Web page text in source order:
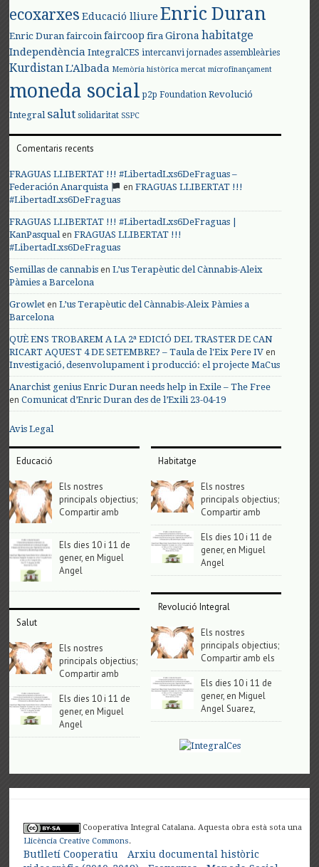
ecoxarxes Educació lliure Enric Duran
Enric Duran faircoin faircoop fira Girona habitatge
Independència IntegralCES intercanvi jornades assembleàries
KurdistanL'Albada Memòria històrica mercat microfinançament
moneda social p2p Foundation Revolució
Integral salut solidaritat SSPC
Comentaris recents
FRAGUAS LLIBERTAT !!! #LibertadLxs6DeFraguas –
Federación Anarquista
enFRAGUAS LLIBERTAT !!!
#LibertadLxs6DeFraguas
FRAGUAS LLIBERTAT !!! #LibertadLxs6DeFraguas |
KanPasqualenFRAGUAS LLIBERTAT !!!
#LibertadLxs6DeFraguas
Semillas de cannabis enL’us Terapèutic del Cànnabis-Aleix
Pàmies a Barcelona
Growlet enL’us Terapèutic del Cànnabis-Aleix Pàmies a
Barcelona
QUÈ ENS TROBAREM A LA 2ª EDICIÓ DEL TRASTER DE CAN
RICART AQUEST 4 DE SETEMBRE? – Taula de l'Eix Pere IV en
Investigació, desenvolupament i producció: el projecte MaCus
Anarchist genius Enric Duran needs help in Exile – The Free
enComunicat d’Enric Duran des de l’Exili 23-04-19
Avis Legal
Educació
Els nostres
principals objectius;
Compartir amb
Els dies 10 i 11 de
gener, en Miguel
Angel
Salut
Els nostres
principals objectius;
Compartir amb
Els dies 10 i 11 de
gener, en Miguel
Angel
Habitatge
Els nostres
principals objectius;
Compartir amb
Els dies 10 i 11 de
gener, en Miguel
Angel
Revolució Integral
Els nostres
principals objectius;
Compartir amb els
Els dies 10 i 11 de
gener, en Miguel
Angel Suarez,
Cooperativa Integral Catalana. Aquesta obra està sota una
Llicència Creative Commons.
Butlletí Cooperatiu
Arxiu documental històric